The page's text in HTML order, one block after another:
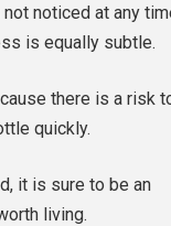
noticed at any
is equally subtle.
there is a risk
quickly.
it is sure to be an
living.